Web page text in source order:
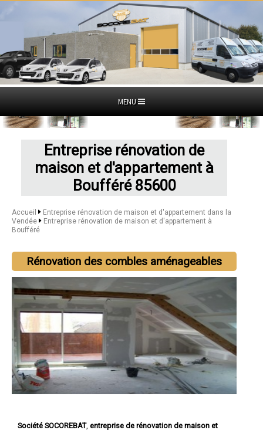
MENU
Entreprise rénovation de
maison et d'appartement à
Boufféré 85600
Accueil
Entreprise rénovation de maison et d'appartement dans la
Vendée
Entreprise rénovation de maison et d'appartement à
Boufféré
Rénovation des combles aménageables
Société SOCOREBAT, entreprise de rénovation de maison et